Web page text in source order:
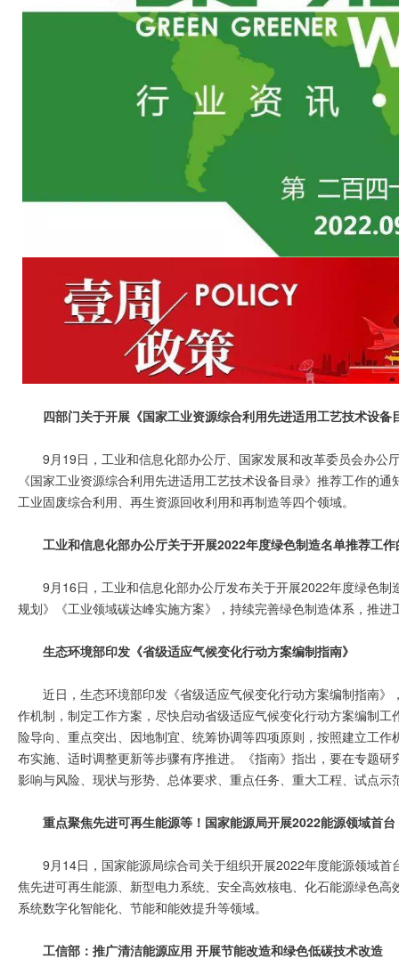
四部门关于开展《国家工业资源综合利用先进适用工艺技术设备
9月19日，工业和信息化部办公厅、国家发展和改革委员会办
《国家工业资源综合利用先进适用工艺技术设备目录》推荐工作的
工业固废综合利用、再生资源回收利用和再制造等四个领域。
工业和信息化部办公厅关于开展2022年度绿色制造名单推荐工作
9月16日，工业和信息化部办公厅发布关于开展2022年度绿色
规划》《工业领域碳达峰实施方案》，持续完善绿色制造体系，推
生态环境部印发《省级适应气候变化行动方案编制指南》
近日，生态环境部印发《省级适应气候变化行动方案编制指南
作机制，制定工作方案，尽快启动省级适应气候变化行动方案编制
险导向、重点突出、因地制宜、统筹协调等四项原则，按照建立工
布实施、适时调整更新等步骤有序推进。《指南》指出，要在专题
影响与风险、现状与形势、总体要求、重点任务、重大工程、试点示
重点聚焦先进可再生能源等！国家能源局开展2022能源领域首
9月14日，国家能源局综合司关于组织开展2022年度能源领域
焦先进可再生能源、新型电力系统、安全高效核电、化石能源绿色
系统数字化智能化、节能和能效提升等领域。
工信部：推广清洁能源应用 开展节能改造和绿色低碳技术改造